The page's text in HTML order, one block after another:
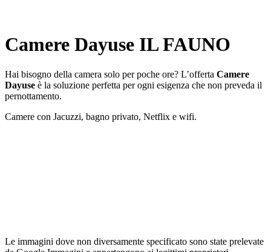
Camere Dayuse IL FAUNO
Hai bisogno della camera solo per poche ore? L’offerta Camere
Dayuse è la soluzione perfetta per ogni esigenza che non preveda il
pernottamento.
Camere con Jacuzzi, bagno privato, Netflix e wifi.
Le immagini dove non diversamente specificato sono state prelevate